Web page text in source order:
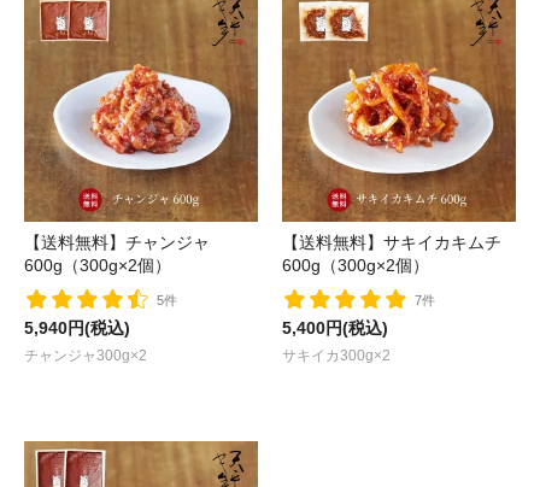
【送料無料】チャンジャ
600g（300g×2個）
5件
5,940円(税込)
チャンジャ300g×2
【送料無料】サキイカキムチ
600g（300g×2個）
7件
5,400円(税込)
サキイカ300g×2